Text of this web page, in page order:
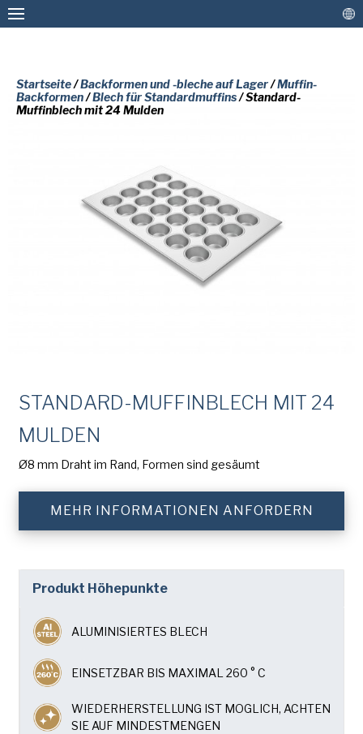
Personalisierte Backformen und -bleche
Antihaftbeschichtung und
Aufarbeitungsservice
Weitere Lösungen
Chicago Metallic
Pan GLO
Runex
Turbel
USA Pan
Startseite/Backformen und -bleche auf Lager/Muffin-
Backformen/Blech für Standardmuffins/ Standard-
Muffinblech mit 24 Mulden
STANDARD-MUFFINBLECH MIT 24
MULDEN
Ø8 mm Draht im Rand, Formen sind gesäumt
MEHR INFORMATIONEN ANFORDERN
Produkt Höhepunkte
ALUMINISIERTES BLECH
EINSETZBAR BIS MAXIMAL 260 ° C
WIEDERHERSTELLUNG IST MOGLICH, ACHTEN
SIE AUF MINDESTMENGEN
BITTE FÜLLEN SIE DAS FOLGENDE
FORMULAR AUS, UM EINE
KOSTENLOSE KOPIE DES
ANGEFORDERTEN DOKUMENTS ZU
(erforderlich)
Name
der
(erforderlich)
Telefon
Mail-
Addresse
Nation
(erforderlich)
Nation *
Consent
Ja, ich habe dieDatenschutzrichtlinievon